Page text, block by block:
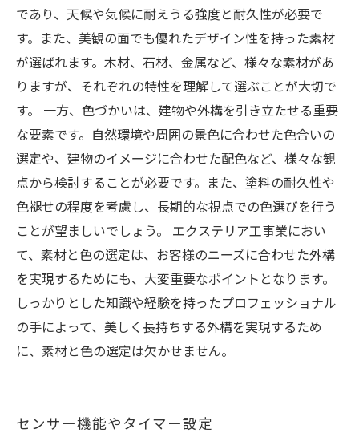
であり、天候や気候に耐えうる強度と耐久性が必要で
す。また、美観の面でも優れたデザイン性を持った素材
が選ばれます。木材、石材、金属など、様々な素材があ
りますが、それぞれの特性を理解して選ぶことが大切で
す。 一方、色づかいは、建物や外構を引き立たせる重要
な要素です。自然環境や周囲の景色に合わせた色合いの
選定や、建物のイメージに合わせた配色など、様々な観
点から検討することが必要です。また、塗料の耐久性や
色褪せの程度を考慮し、長期的な視点での色選びを行う
ことが望ましいでしょう。 エクステリア工事業におい
て、素材と色の選定は、お客様のニーズに合わせた外構
を実現するためにも、大変重要なポイントとなります。
しっかりとした知識や経験を持ったプロフェッショナル
の手によって、美しく長持ちする外構を実現するため
に、素材と色の選定は欠かせません。
センサー機能やタイマー設定